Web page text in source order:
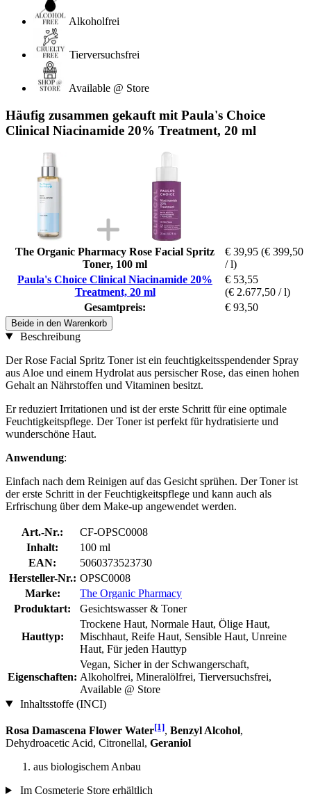
Alkoholfrei
Tierversuchsfrei
Available @ Store
Häufig zusammen gekauft mit Paula's Choice
Clinical Niacinamide 20% Treatment, 20 ml
The Organic Pharmacy Rose Facial Spritz
Toner, 100 ml
€ 39,95 (€ 399,50
/ l)
Paula's Choice Clinical Niacinamide 20%
Treatment, 20 ml
€ 53,55
(€ 2.677,50 / l)
Gesamtpreis:
€ 93,50
Beide in den Warenkorb
Beschreibung
Der Rose Facial Spritz Toner ist ein feuchtigkeitsspendender Spray
aus Aloe und einem Hydrolat aus persischer Rose, das einen hohen
Gehalt an Nährstoffen und Vitaminen besitzt.
Er reduziert Irritationen und ist der erste Schritt für eine optimale
Feuchtigkeitspflege. Der Toner ist perfekt für hydratisierte und
wunderschöne Haut.
Anwendung:
Einfach nach dem Reinigen auf das Gesicht sprühen. Der Toner ist
der erste Schritt in der Feuchtigkeitspflege und kann auch als
Erfrischung über dem Make-up angewendet werden.
Art.-Nr.:
CF-OPSC0008
Inhalt:
100 ml
EAN:
5060373523730
Hersteller-Nr.: OPSC0008
Marke:
The Organic Pharmacy
Produktart:
Gesichtswasser & Toner
Hauttyp:
Trockene Haut, Normale Haut, Ölige Haut,
Mischhaut, Reife Haut, Sensible Haut, Unreine
Haut, Für jeden Hauttyp
Eigenschaften:
Vegan, Sicher in der Schwangerschaft,
Alkoholfrei, Mineralölfrei, Tierversuchsfrei,
Available @ Store
Inhaltsstoffe (INCI)
Rosa Damascena Flower Water[1], Benzyl Alcohol,
Dehydroacetic Acid, Citronellal, Geraniol
aus biologischem Anbau
Im Cosmeterie Store erhältlich